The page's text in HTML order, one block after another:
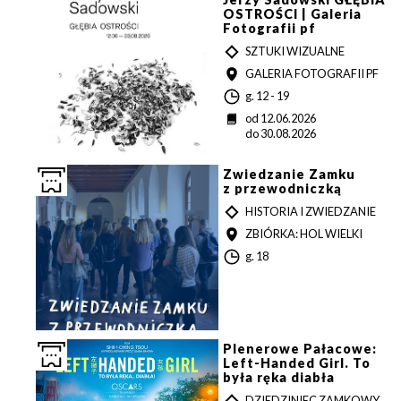
OSTROŚCI | Galeria
Fotografii pf
T
Y
P
SZTUKI WIZUALNE
MIEJSCE
GALERIA FOTOGRAFII PF
G
o
d
n
a
g. 12 - 19
D
od 12.06.2026
do 30.08.2026
Zwiedzanie Zamku
z przewodniczką
T
Y
P
HISTORIA I ZWIEDZANIE
MIEJSCE
ZBIÓRKA: HOL WIELKI
G
a
g. 18
Plenerowe Pałacowe:
Left-Handed Girl. To
była ręka diabła